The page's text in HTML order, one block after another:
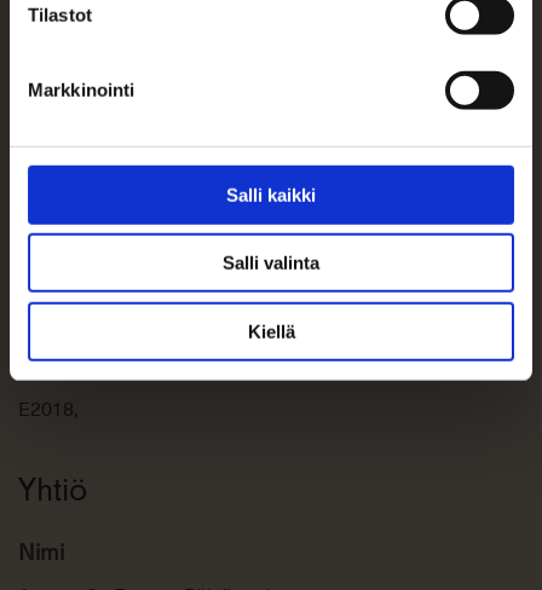
Tilastot
Markkinointi
Salli kaikki
Salli valinta
Kiellä
suihkuseinä ja laatat on maalattu 2013 ja 2023.
Vapautuu
Hyvä
Energialuokka
E2018,
Yhtiö
Nimi